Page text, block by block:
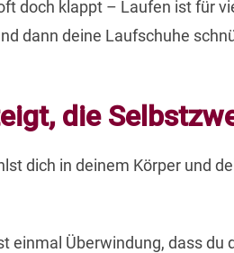
doch klappt – Laufen ist für
dann deine Laufschuhe
die
dich in deinem Körper und
einmal Überwindung, dass